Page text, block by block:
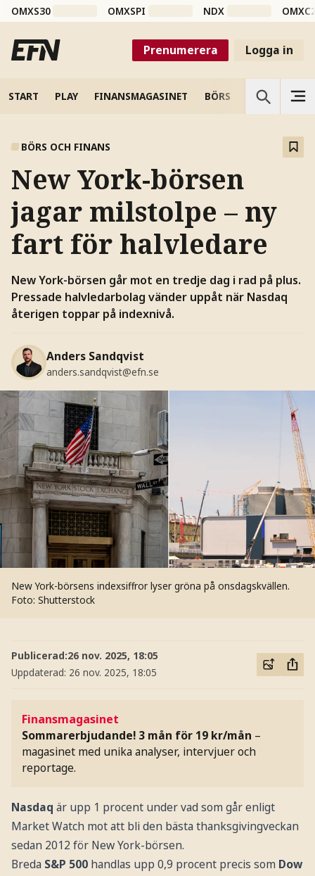
OMXS30 OMXSPI NDX
Prenumerera Logga in
START PLAY FINANSMAGASINET BÖRS VETENSKAP
BÖRS OCH FINANS
New York-börsen
jagar milstolpe – ny
fart för halvledare
New York-börsen går mot en tredje dag i rad på plus.
Pressade halvledarbolag vänder uppåt när Nasdaq
återigen toppar på indexnivå.
Anders Sandqvist
anders.sandqvist@efn.se
New York-börsens indexsiffror lyser gröna på onsdagskvällen.
Foto: Shutterstock
Publicerad:26 nov. 2025, 18:05
Uppdaterad: 26 nov. 2025, 18:05
Finansmagasinet
Sommarerbjudande! 3 mån för 19 kr/mån –
magasinet med unika analyser, intervjuer och
reportage.
Nasdaq är upp 1 procent under vad som går enligt
Market Watch mot att bli den bästa thanksgivingveckan
sedan 2012 för New York-börsen.
Breda S&P 500 handlas upp 0,9 procent precis som Dow